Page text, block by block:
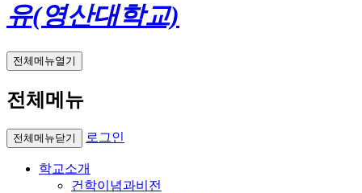
유(영산대학교)
전체메뉴열기
전체메뉴
전체메뉴닫기 로그인
학교소개
건학이념과비전